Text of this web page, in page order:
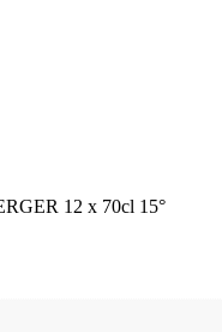
12 x 70cl 15°